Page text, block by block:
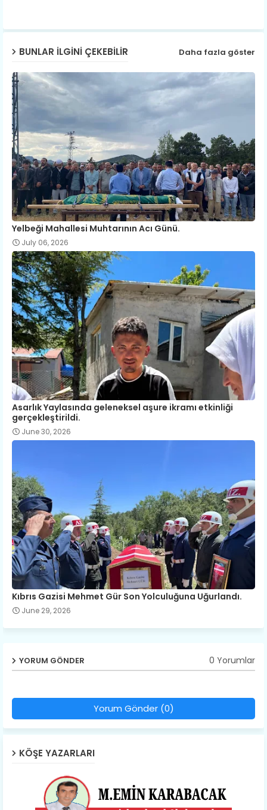
p
BUNLAR ILGINI ÇEKEBILIR Daha fazla göster
Yelbeği Mahallesi Muhtarının Acı Günü.
July 06, 2026
Asarlık Yaylasında geleneksel aşure ikramı etkinliği
gerçekleştirildi.
June 30, 2026
Kıbrıs Gazisi Mehmet Gür Son Yolculuğuna Uğurlandı.
June 29, 2026
YORUM GÖNDER 0 Yorumlar
Yorum Gönder (0)
KÖŞE YAZARLARI